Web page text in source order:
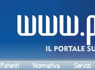
Normativa Servizi